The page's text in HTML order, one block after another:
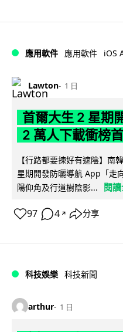
應用軟件 應用軟件 iOS
Lawton 1 日
首爾大生 2 星期
2 萬人下載衝榜首
【行路都要揀好有遮陰】南
星期開發防曬導航 App「走
陽仰角及行道樹陰影...
閱
97 4 ↗ 分享
科技娛樂 科技新聞
arthur 1 日